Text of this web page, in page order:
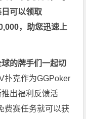
可以领取
，助您迅速上
的牌手们一起切
扑克作为GGPoker
出福利反馈活
费赛任务就可以获